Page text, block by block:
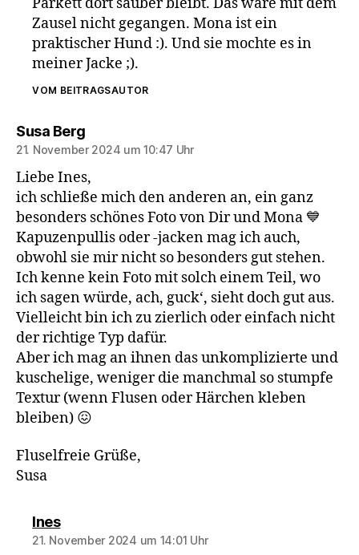
Zausel nicht gegangen. Mona ist ein
praktischer Hund :). Und sie mochte es in
meiner Jacke ;).
VOM BEITRAGSAUTOR
Susa Bergsagt:
21. November 2024 um 10:47 Uhr
Liebe Ines,
ich schließe mich den anderen an, ein ganz
besonders schönes Foto von Dir und Mona 💙
Kapuzenpullis oder -jacken mag ich auch,
obwohl sie mir nicht so besonders gut stehen.
Ich kenne kein Foto mit solch einem Teil, wo
ich sagen würde, ach, guck‘, sieht doch gut aus.
Vielleicht bin ich zu zierlich oder einfach nicht
der richtige Typ dafür.
Aber ich mag an ihnen das unkomplizierte und
kuschelige, weniger die manchmal so stumpfe
Textur (wenn Flusen oder Härchen kleben
bleiben) 😖
Fluselfreie Grüße,
Susa
Inessagt:
21. November 2024 um 14:01 Uhr